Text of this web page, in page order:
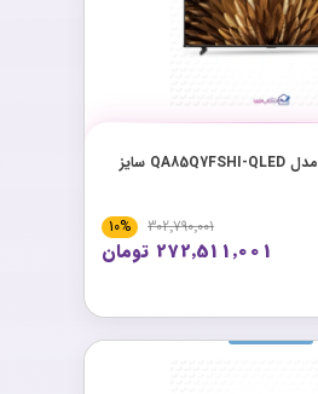
تلویزیون هایسنس مدل QA85Q7FSHI-QLED سایز
302٬790٬001
10%
272٬511٬001 تومان